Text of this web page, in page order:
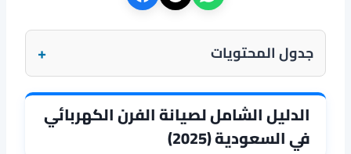
جدول المحتويات +
الدليل الشامل لصيانة الفرن الكهربائي
في السعودية (2025)